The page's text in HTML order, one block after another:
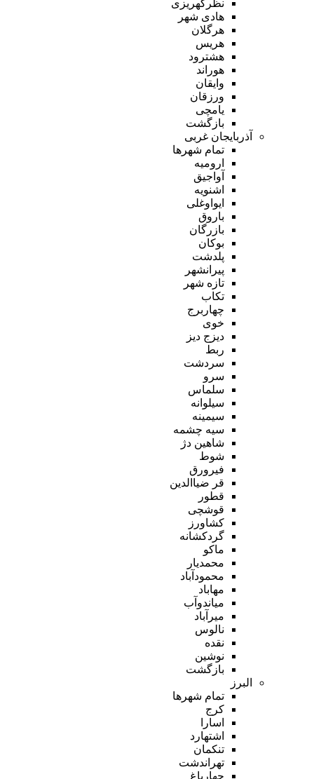
نظرکهریزی
هادی شهر
هرگلان
هریس
هشترود
هوراند
وایقان
ورزقان
یامچی
بازگشت
آذربایجان غربی
تمام شهر‌ها
ارومیه
آواجیق
اشنویه
ایواوغلی
باروق
بازرگان
بوکان
پلدشت
پیرانشهر
تازه شهر
تکاب
چهاربرج
خوی
دیزج دیز
ربط
سردشت
سرو
سلماس
سیلوانه
سیمینه
سیه چشمه
شاهین دژ
شوط
فیرورق
قر ضیاالدین
قطور
قوشچی
کشاورز
گردکشانه
ماکو
محمدیار
محمودآباد
مهاباد
میاندوآب
میرآباد
نالوس
نقده
نوشین
بازگشت
البرز
تمام شهر‌ها
کرج
اسارا
اشتهارد
تنکمان
تهراندشت
چهارباغ